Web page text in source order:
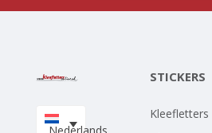
Upload je eigen ontwerp
Nederlands
STICKERS
Kleefletters